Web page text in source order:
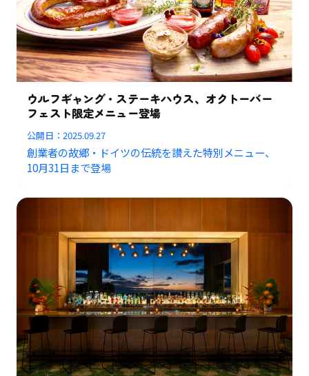
ウルフギャング・ステーキハウス、オクトーバー
フェスト限定メニュー登場
公開日：2025.09.27
創業者の故郷・ドイツの伝統を讃えた特別メニュー、
10月31日まで登場